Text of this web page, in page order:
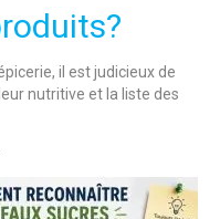
il est judicieux de
nutritive et la liste des